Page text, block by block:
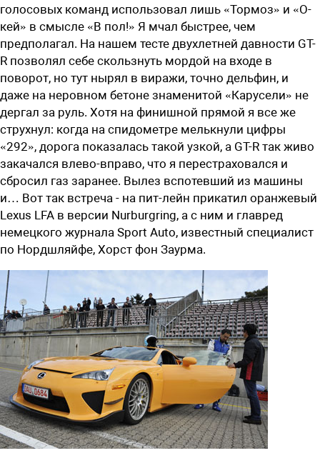
голосовых команд использовал лишь «Тормоз» и «О-
кей» в смысле «В пол!» Я мчал быстрее, чем
предполагал. На нашем тесте двухлетней давности GT-
R позволял себе скользнуть мордой на входе в
поворот, но тут нырял в виражи, точно дельфин, и
даже на неровном бетоне знаменитой «Карусели» не
дергал за руль. Хотя на финишной прямой я все же
струхнул: когда на спидометре мелькнули цифры
«292», дорога показалась такой узкой, а GT-R так живо
закачался влево-вправо, что я перестраховался и
сбросил газ заранее. Вылез вспотевший из машины
и… Вот так встреча - на пит-лейн прикатил оранжевый
Lexus LFA в версии Nurburgring, а с ним и главред
немецкого журнала Sport Auto, известный специалист
по Нордшляйфе, Хорст фон Заурма.